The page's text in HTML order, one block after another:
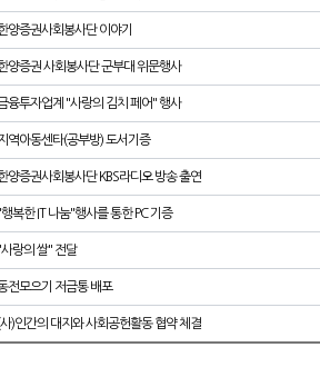
양증권사회봉사단 이야기
양증권 사회봉사단 군부대 위문행사
융투자업계 "사랑의 김치 페어" 행사
역아동센타(공부방) 도서기증
양증권사회봉사단 KBS라디오 방송 출연
복한 IT 나눔"행사를 통한 PC 기증
랑의 쌀" 전달
전모으기 저금통 배포
)인간의 대지와 사회공헌활동 협약 체결